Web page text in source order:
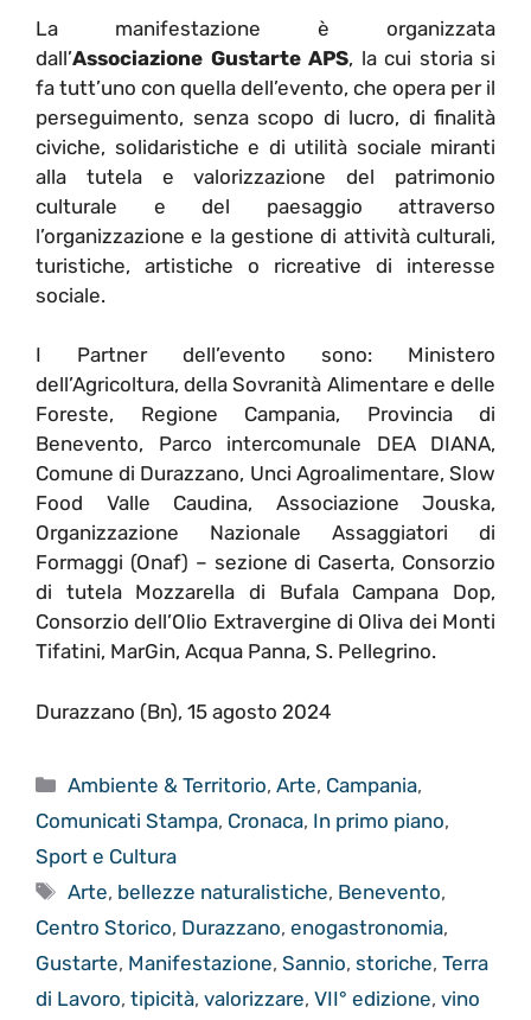
La manifestazione è organizzata
dall’Associazione Gustarte APS, la cui storia si
fa tutt’uno con quella dell’evento, che opera per il
perseguimento, senza scopo di lucro, di finalità
civiche, solidaristiche e di utilità sociale miranti
alla tutela e valorizzazione del patrimonio
culturale e del paesaggio attraverso
l’organizzazione e la gestione di attività culturali,
turistiche, artistiche o ricreative di interesse
sociale.
I Partner dell’evento sono: Ministero
dell’Agricoltura, della Sovranità Alimentare e delle
Foreste, Regione Campania, Provincia di
Benevento, Parco intercomunale DEA DIANA,
Comune di Durazzano, Unci Agroalimentare, Slow
Food Valle Caudina, Associazione Jouska,
Organizzazione Nazionale Assaggiatori di
Formaggi (Onaf) – sezione di Caserta, Consorzio
di tutela Mozzarella di Bufala Campana Dop,
Consorzio dell’Olio Extravergine di Oliva dei Monti
Tifatini, MarGin, Acqua Panna, S. Pellegrino.
Durazzano (Bn), 15 agosto 2024
Categorie
Ambiente & Territorio,Arte, Campania,
Comunicati Stampa, Cronaca, In primo piano,
Sport e Cultura
Tag
Arte, bellezze naturalistiche, Benevento,
Centro Storico, Durazzano, enogastronomia,
Gustarte, Manifestazione, Sannio, storiche, Terra
di Lavoro, tipicità, valorizzare, VII° edizione, vino